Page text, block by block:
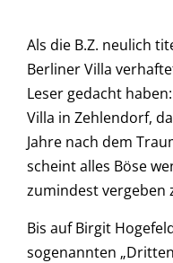
Als die B.Z. neulich
Berliner Villa
Leser gedacht
Villa in Zehlendorf,
Jahre nach dem
scheint alles Böse
zumindest vergeben
Bis auf Birgit
sogenannten